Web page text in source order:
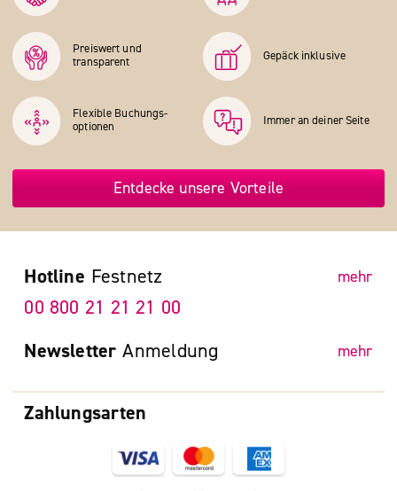
Preiswert und
transparent
Gepäck inklusive
Flexible Buchungs­
optionen
Immer an deiner Seite
Entdecke unsere Vorteile
Zahlungsarten
Hotline Festnetz mehr
00 800 21 21 21 00
Newsletter Anmeldung mehr